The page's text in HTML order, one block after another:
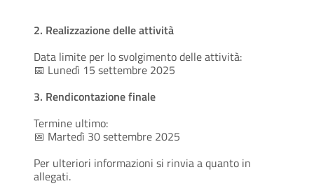
2. Realizzazione delle attività
Data limite per lo svolgimento delle attività:
📅 Lunedì 15 settembre 2025
3. Rendicontazione finale
Termine ultimo:
📅 Martedì 30 settembre 2025
Per ulteriori informazioni si rinvia a quanto in
allegati.